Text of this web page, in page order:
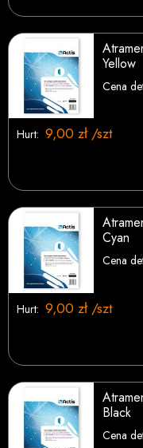
Yellow
Cena
Hurt: 9,00 zł /szt
Cyan
Cena
Hurt: 9,00 zł /szt
Black
Cena